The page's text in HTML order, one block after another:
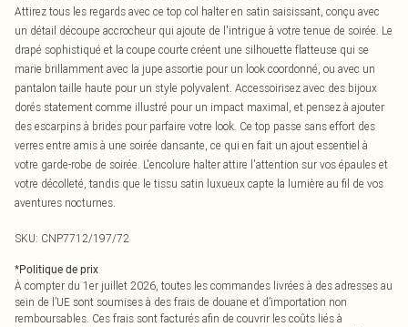
Attirez tous les regards avec ce top col halter en satin saisissant, conçu avec
un détail découpe accrocheur qui ajoute de l'intrigue à votre tenue de soirée. Le
drapé sophistiqué et la coupe courte créent une silhouette flatteuse qui se
marie brillamment avec la jupe assortie pour un look coordonné, ou avec un
pantalon taille haute pour un style polyvalent. Accessoirisez avec des bijoux
dorés statement comme illustré pour un impact maximal, et pensez à ajouter
des escarpins à brides pour parfaire votre look. Ce top passe sans effort des
verres entre amis à une soirée dansante, ce qui en fait un ajout essentiel à
votre garde-robe de soirée. L'encolure halter attire l'attention sur vos épaules et
votre décolleté, tandis que le tissu satin luxueux capte la lumière au fil de vos
aventures nocturnes.
SKU: CNP7712/197/72
*Politique de prix
À compter du 1er juillet 2026, toutes les commandes livrées à des adresses au
sein de l’UE sont soumises à des frais de douane et d’importation non
remboursables. Ces frais sont facturés afin de couvrir les coûts liés à